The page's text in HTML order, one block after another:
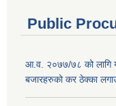
Public
आ.व. २०७७/७८ को लागि
बजारहरुको कर ठेक्का